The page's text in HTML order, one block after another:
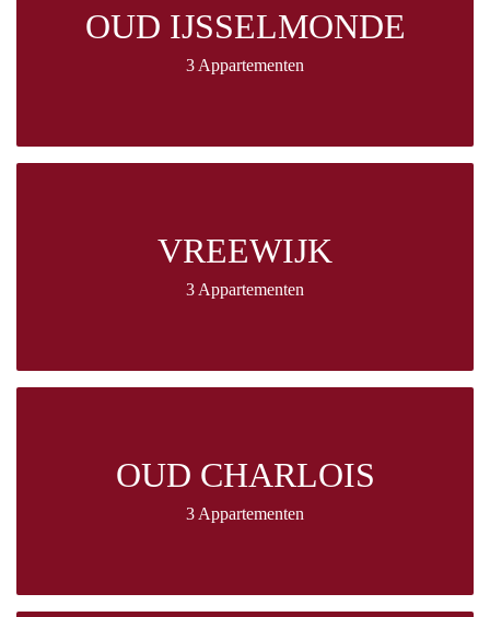
OUD IJSSELMONDE
3 Appartementen
VREEWIJK
3 Appartementen
OUD CHARLOIS
3 Appartementen